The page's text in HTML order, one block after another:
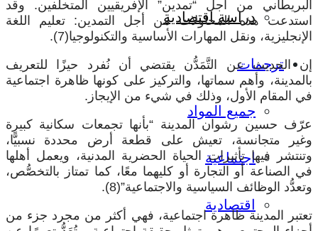
دراسة اقتصادية
ترجمات
جميع المواد
اجتماعية
اقتصادية
البريطاني من أجل “تمدين” الإفريقيين المتخلفين. وقد
استدعت هذه المحاولات من أجل التمدين: تعليم اللغة
الإنجليزية، ونقل المهارات الأساسية والتكنولوجيا(7).
إن الحديث عن التَّمَدُّن يقتضي أن نُفرد حيزًا للتعريف
بالمدينة، وأهم سماتها، والتركيز على كونها ظاهرة اجتماعية
في المقام الأول، وذلك في شيء من الإيجاز.
عرّف حسين رشوان المدينة “بأنها تجمعات سكانية كبيرة
وغير متجانسة، تعيش على قطعة أرض محددة نسبيًّا،
وتنتشر فيها تأثيرات الحياة الحضرية المدنية، ويعمل أهلها
في الصناعة أو التجارة أو كليهما معًا، كما تمتاز بالتخصُّص،
وتعدُّد الوظائف السياسية والاجتماعية”(8).
تعتبر المدينة ظاهرة اجتماعية، فهي أكثر من مجرد جزء من